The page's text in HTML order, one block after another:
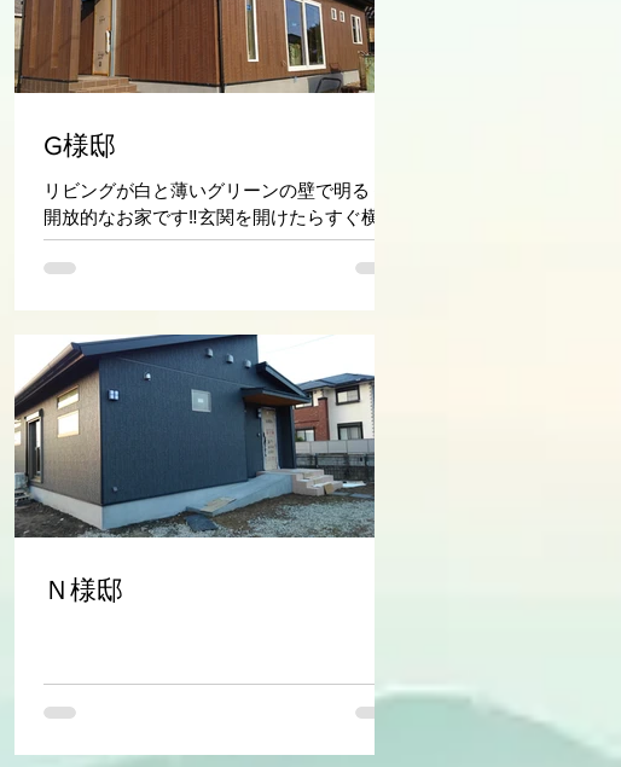
G様邸
リビングが白と薄いグリーンの壁で明るく
開放的なお家です‼玄関を開けたらすぐ横に
キッチンと洗面所があり使い勝手の良い家
です☆
Ｎ様邸